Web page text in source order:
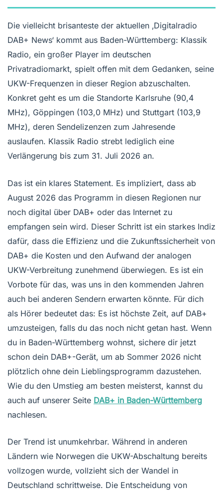
Die vielleicht brisanteste der aktuellen ‚Digitalradio
DAB+ News‘ kommt aus Baden-Württemberg: Klassik
Radio, ein großer Player im deutschen
Privatradiomarkt, spielt offen mit dem Gedanken, seine
UKW-Frequenzen in dieser Region abzuschalten.
Konkret geht es um die Standorte Karlsruhe (90,4
MHz), Göppingen (103,0 MHz) und Stuttgart (103,9
MHz), deren Sendelizenzen zum Jahresende
auslaufen. Klassik Radio strebt lediglich eine
Verlängerung bis zum 31. Juli 2026 an.
Das ist ein klares Statement. Es impliziert, dass ab
August 2026 das Programm in diesen Regionen nur
noch digital über DAB+ oder das Internet zu
empfangen sein wird. Dieser Schritt ist ein starkes Indiz
dafür, dass die Effizienz und die Zukunftssicherheit von
DAB+ die Kosten und den Aufwand der analogen
UKW-Verbreitung zunehmend überwiegen. Es ist ein
Vorbote für das, was uns in den kommenden Jahren
auch bei anderen Sendern erwarten könnte. Für dich
als Hörer bedeutet das: Es ist höchste Zeit, auf DAB+
umzusteigen, falls du das noch nicht getan hast. Wenn
du in Baden-Württemberg wohnst, sichere dir jetzt
schon dein DAB+-Gerät, um ab Sommer 2026 nicht
plötzlich ohne dein Lieblingsprogramm dazustehen.
Wie du den Umstieg am besten meisterst, kannst du
auch auf unserer Seite DAB+ in Baden-Württemberg
nachlesen.
Der Trend ist unumkehrbar. Während in anderen
Ländern wie Norwegen die UKW-Abschaltung bereits
vollzogen wurde, vollzieht sich der Wandel in
Deutschland schrittweise. Die Entscheidung von